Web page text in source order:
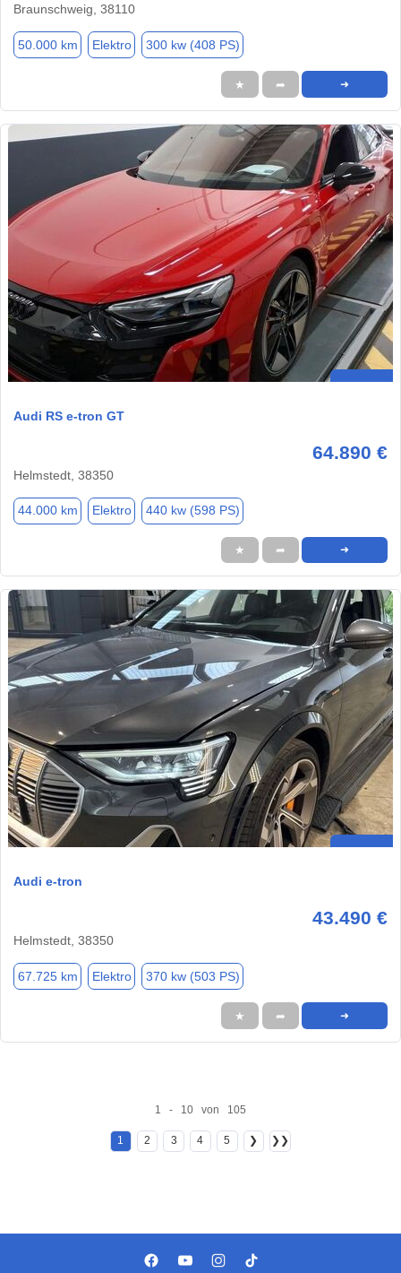
Braunschweig, 38110
50.000 km Elektro 300 kw (408 PS)
★ ➦ ➜
Audi RS e-tron GT
64.890 €
Helmstedt, 38350
44.000 km Elektro 440 kw (598 PS)
★ ➦ ➜
Audi e-tron
43.490 €
Helmstedt, 38350
67.725 km Elektro 370 kw (503 PS)
★ ➦ ➜
1 - 10 von 105
1 2 3 4 5 ❯ ❯❯